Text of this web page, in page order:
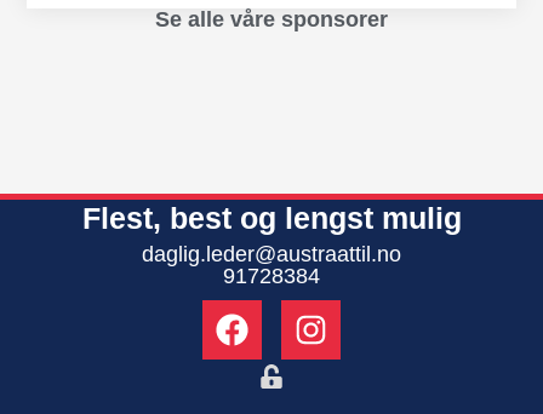
Se alle våre sponsorer
Flest, best og lengst mulig
daglig.leder@austraattil.no
91728384